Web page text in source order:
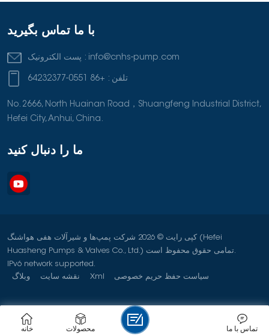
با ما تماس بگیرید
پست الکترونیک : info@cnhs-pump.com
تلفن : +86 0551-64232377
No. 2666, North Huainan Road，Shuangfeng Industrial District,
Hefei City, Anhui, China.
ما را دنبال کنید
کپی رایت © 2026 شرکت پمپ‌ها و شیرآلات هفی هواشنگ (Hefei
Huasheng Pumps & Valves Co., Ltd.) تمامی حقوق محفوظ است.
IPv6 network supported.
وبلاگ
نقشه سایت Xml سیاست حفظ حریم خصوصی
خانه محصولات تماس با ما